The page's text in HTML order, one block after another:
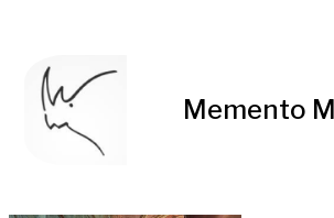
Memento